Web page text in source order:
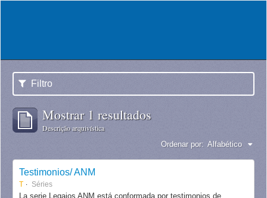
Filtro
Mostrar 1 resultados
Descrição arquivística
Ordenar por: Alfabético
Testimonios/ ANM
T Séries
La serie Legajos ANM está conformada por testimonios de